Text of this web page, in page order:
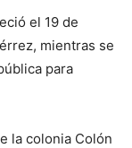
el 19 de
mientras se
para
la colonia Colón